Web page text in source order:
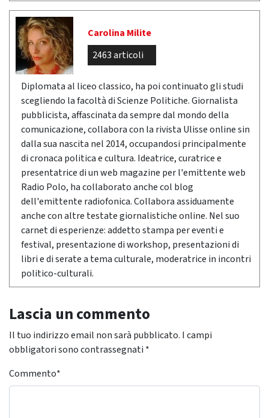
Carolina Milite
2463 articoli
Diplomata al liceo classico, ha poi continuato gli studi
scegliendo la facoltà di Scienze Politiche. Giornalista
pubblicista, affascinata da sempre dal mondo della
comunicazione, collabora con la rivista Ulisse online sin
dalla sua nascita nel 2014, occupandosi principalmente
di cronaca politica e cultura. Ideatrice, curatrice e
presentatrice di un web magazine per l'emittente web
Radio Polo, ha collaborato anche col blog
dell'emittente radiofonica. Collabora assiduamente
anche con altre testate giornalistiche online. Nel suo
carnet di esperienze: addetto stampa per eventi e
festival, presentazione di workshop, presentazioni di
libri e di serate a tema culturale, moderatrice in incontri
politico-culturali.
Lascia un commento
Il tuo indirizzo email non sarà pubblicato. I campi
obbligatori sono contrassegnati *
Commento*